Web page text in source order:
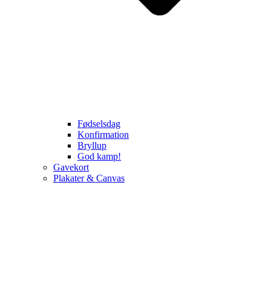
Fødselsdag
Konfirmation
Bryllup
God kamp!
Gavekort
Plakater & Canvas